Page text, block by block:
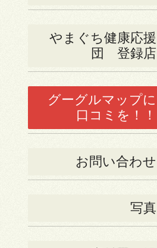
やまぐち健康応援
団 登録店
グーグルマップに
口コミを！！
お問い合わせ
写真